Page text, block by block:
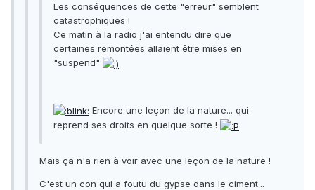
Les conséquences de cette "erreur" semblent
catastrophiques !
Ce matin à la radio j'ai entendu dire que
certaines remontées allaient être mises en
"suspend"
Encore une leçon de la nature... qui
reprend ses droits en quelque sorte !
Mais ça n'a rien à voir avec une leçon de la nature !
C'est un con qui a foutu du gypse dans le ciment...